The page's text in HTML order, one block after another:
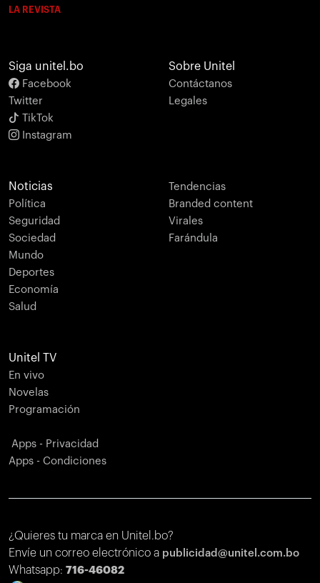
LA REVISTA
Siga unitel.bo
Facebook
Twitter
TikTok
Instagram
Sobre Unitel
Contáctanos
Legales
Noticias
Política
Seguridad
Sociedad
Mundo
Deportes
Economía
Salud
Tendencias
Branded content
Virales
Farándula
Unitel TV
En vivo
Novelas
Programación
Apps - Privacidad
Apps - Condiciones
¿Quieres tu marca en Unitel.bo?
Envíe un correo electrónico a publicidad@unitel.com.bo
Whatsapp: 716-46082